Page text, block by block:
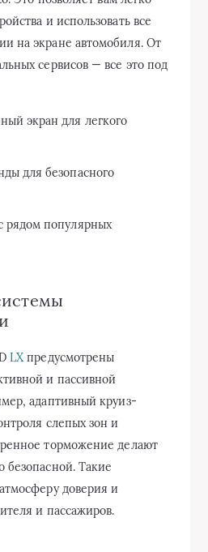
и использовать все
на экране автомобиля. От
сервисов — все это под
экран для легкого
для безопасного
рядом популярных
LXпредусмотрены
и пассивной
адаптивный круиз-
слепых зон и
торможение делают
безопасной. Такие
доверия и
и пассажиров.